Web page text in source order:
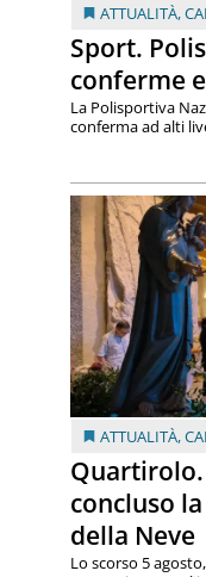
ATTUALITÀ,
Sport.
conferme
La Polisportiva
conferma ad alti
ATTUALITÀ,
Quartirolo.
concluso
della Neve
Lo scorso 5